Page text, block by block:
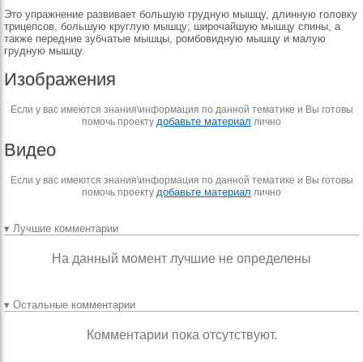
Это упражнение развивает большую грудную мышцу, длинную головку
трицепсов, большую круглую мышцу; широчайшую мышцу спины, а
также передние зубчатые мышцы, ромбовидную мышцу и малую
грудную мышцу.
Изображения
Если у вас имеются знания\информация по данной тематике и Вы готовы
помочь проекту добавьте материал лично
Видео
Если у вас имеются знания\информация по данной тематике и Вы готовы
помочь проекту добавьте материал лично
▾ Лучшие комментарии
На данный момент лучшие не определены
▾ Остальные комментарии
Комментарии пока отсутствуют.